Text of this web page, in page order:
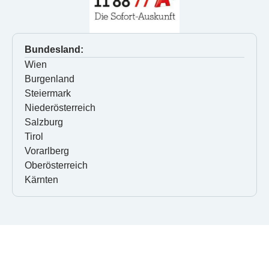
Bundesland:
Wien
Burgenland
Steiermark
Niederösterreich
Salzburg
Tirol
Vorarlberg
Oberösterreich
Kärnten